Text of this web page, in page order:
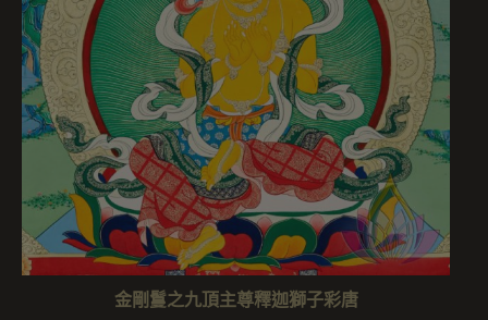
金剛鬘之九頂主尊釋迦獅子彩唐